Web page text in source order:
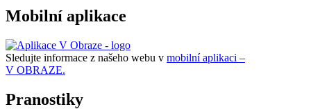
Mobilní aplikace
Sledujte informace z našeho webu v mobilní aplikaci –
V OBRAZE.
Pranostiky